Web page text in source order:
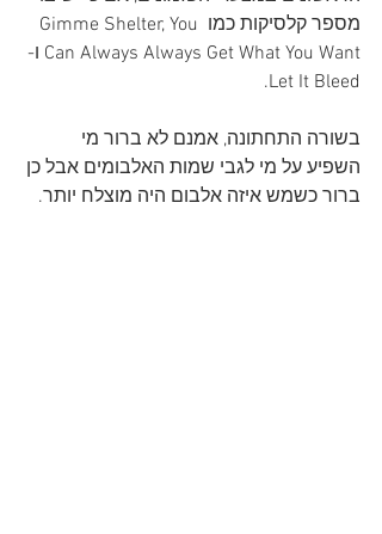
מספר קלסיקות כמו Gimme Shelter, You
Can Always Always Get What You Want ו-
Let It Bleed.
בשורה התחתונה, אמנם לא ברור מי
השפיע על מי לגבי שמות האלבומים אבל כן
ברור כשמש איזה אלבום היה מוצלח יותר.